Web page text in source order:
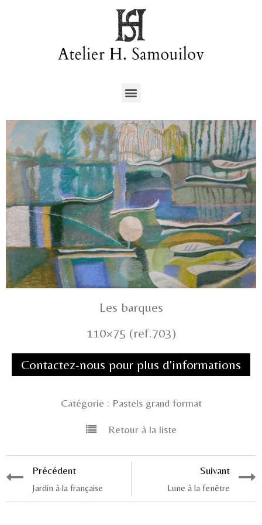
Les barques
110×75 (ref.703)
Contactez-nous pour plus d'informations
Catégorie : Pastels grand format
Retour à la liste
Précédent
Jardin à la française
Suivant
Lune à la fenêtre